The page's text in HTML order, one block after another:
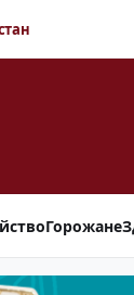
Горожане